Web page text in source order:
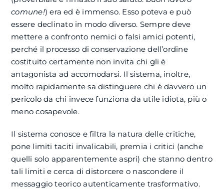
comune!) era ed è immenso. Esso poteva e può
essere declinato in modo diverso. Sempre deve
mettere a confronto nemici o falsi amici potenti,
perché il processo di conservazione dell’ordine
costituito certamente non invita chi gli è
antagonista ad accomodarsi. Il sistema, inoltre,
molto rapidamente sa distinguere chi è davvero un
pericolo da chi invece funziona da utile idiota, più o
meno cosapevole.
Il sistema conosce e filtra la natura delle critiche,
pone limiti taciti invalicabili, premia i critici (anche
quelli solo apparentemente aspri) che stanno dentro
tali limiti e cerca di distorcere o nascondere il
messaggio teorico autenticamente trasformativo.